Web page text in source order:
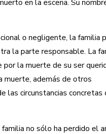
en la escena. Su
o negligente, la familia
la parte responsable. La
por la muerte de su ser
muerte, además de otros
las circunstancias concretas
familia no sólo ha perdido el